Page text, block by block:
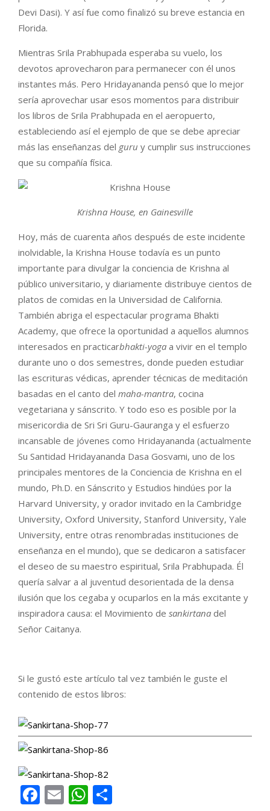
Devi Dasi). Y así fue como finalizó su breve estancia en
Florida.
Mientras Srila Prabhupada esperaba su vuelo, los
devotos aprovecharon para permanecer con él unos
instantes más. Pero Hridayananda pensó que lo mejor
sería aprovechar usar esos momentos para distribuir
los libros de Srila Prabhupada en el aeropuerto,
estableciendo así el ejemplo de que se debe apreciar
más las enseñanzas del guru y cumplir sus instrucciones
que su compañía física.
Krishna House, en Gainesville
Hoy, más de cuarenta años después de este incidente
inolvidable, la Krishna House todavía es un punto
importante para divulgar la conciencia de Krishna al
público universitario, y diariamente distribuye cientos de
platos de comidas en la Universidad de California.
También abriga el espectacular programa Bhakti
Academy, que ofrece la oportunidad a aquellos alumnos
interesados en practicarbhakti-yoga a vivir en el templo
durante uno o dos semestres, donde pueden estudiar
las escrituras védicas, aprender técnicas de meditación
basadas en el canto del maha-mantra, cocina
vegetariana y sánscrito. Y todo eso es posible por la
misericordia de Sri Sri Guru-Gauranga y el esfuerzo
incansable de jóvenes como Hridayananda (actualmente
Su Santidad Hridayananda Dasa Gosvami, uno de los
principales mentores de la Conciencia de Krishna en el
mundo, Ph.D. en Sánscrito y Estudios hindúes por la
Harvard University, y orador invitado en la Cambridge
University, Oxford University, Stanford University, Yale
University, entre otras renombradas instituciones de
enseñanza en el mundo), que se dedicaron a satisfacer
el deseo de su maestro espiritual, Srila Prabhupada. Él
quería salvar a al juventud desorientada de la densa
ilusión que los cegaba y ocuparlos en la más excitante y
inspiradora causa: el Movimiento de sankirtana del
Señor Caitanya.
Si le gustó este artículo tal vez también le guste el
contenido de estos libros:
Facebook
EmailWhatsApp